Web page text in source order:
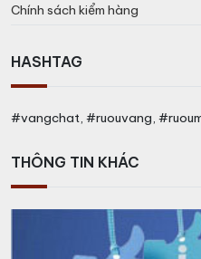
Chính sách kiểm hàng
HASHTAG
#vangchat, #ruouvang,
THÔNG TIN KHÁC